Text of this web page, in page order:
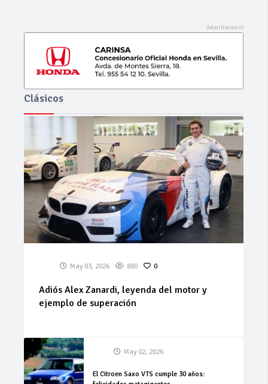
Clásicos
May 03, 2026 880 0
Adiós Alex Zanardi, leyenda del motor y
ejemplo de superación
May 02, 2026
El Citroen Saxo VTS cumple 30 años: